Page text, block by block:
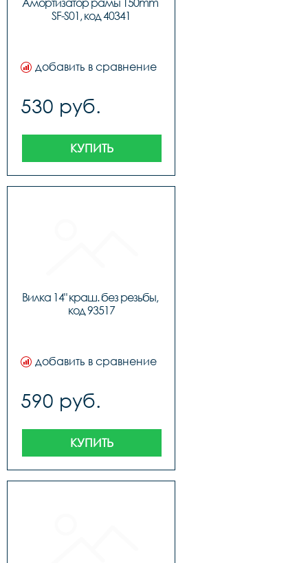
Амортизатор рамы 150mm
SF-S01, код 40341
добавить в сравнение
530 руб.
КУПИТЬ
Вилка 14" краш. без резьбы,
код 93517
добавить в сравнение
590 руб.
КУПИТЬ